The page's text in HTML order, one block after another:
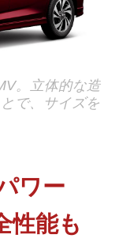
。立体的な造
で、サイズを
ワー
性能も